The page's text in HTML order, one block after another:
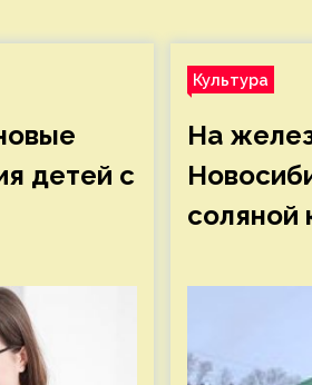
детей с
Культура
На
соляной